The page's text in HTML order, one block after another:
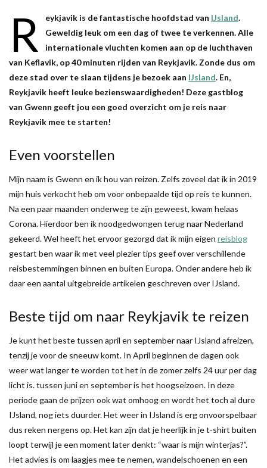
R eykjavik is de fantastische hoofdstad van IJsland.
Geweldig leuk om een dag of twee te verkennen. Alle
internationale vluchten komen aan op de luchthaven
van Keflavik, op 40 minuten rijden van Reykjavik. Zonde dus om
deze stad over te slaan tijdens je bezoek aan IJsland. En,
Reykjavik heeft leuke bezienswaardigheden! Deze gastblog
van Gwenn geeft jou een goed overzicht om je reis naar
Reykjavik mee te starten!
Even voorstellen
Mijn naam is Gwenn en ik hou van reizen. Zelfs zoveel dat ik in 2019
mijn huis verkocht heb om voor onbepaalde tijd op reis te kunnen.
Na een paar maanden onderweg te zijn geweest, kwam helaas
Corona. Hierdoor ben ik noodgedwongen terug naar Nederland
gekeerd. Wel heeft het ervoor gezorgd dat ik mijn eigen reisblog
gestart ben waar ik met veel plezier tips geef over verschillende
reisbestemmingen binnen en buiten Europa. Onder andere heb ik
daar een aantal uitgebreide artikelen geschreven over IJsland.
Beste tijd om naar Reykjavik te reizen
Je kunt het beste tussen april en september naar IJsland afreizen,
tenzij je voor de sneeuw komt. In April beginnen de dagen ook
weer wat langer te worden tot het in de zomer zelfs 24 uur per dag
licht is. tussen juni en september is het hoogseizoen. In deze
periode gaan de prijzen ook wat omhoog en wordt het toch al dure
IJsland, nog iets duurder. Het weer in IJsland is erg onvoorspelbaar
dus reken nergens op. Het kan zijn dat je heerlijk in je t-shirt buiten
loopt terwijl je een moment later denkt: “waar is mijn winterjas?”.
Het advies is om laagjes mee te nemen, wandelschoenen en een